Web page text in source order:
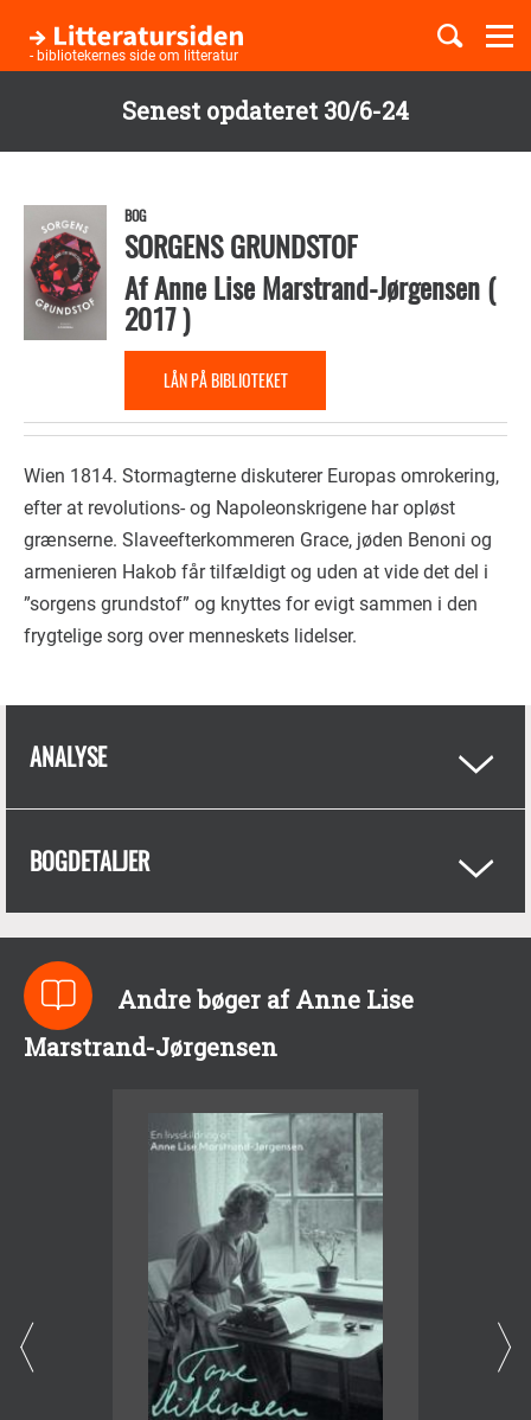
Senest opdateret 30/6-24
hovedindhold
- bibliotekernes side om litteratur
Børnebøger
Temaer
BOG
SORGENS GRUNDSTOF
AfAnne Lise Marstrand-Jørgensen(
2017)
LÅN PÅ BIBLIOTEKET
Wien 1814. Stormagterne diskuterer Europas omrokering,
efter at revolutions- og Napoleonskrigene har opløst
grænserne. Slaveefterkommeren Grace, jøden Benoni og
armenieren Hakob får tilfældigt og uden at vide det del i
”sorgens grundstof” og knyttes for evigt sammen i den
frygtelige sorg over menneskets lidelser.
ANALYSE
BOGDETALJER
Andre bøger af Anne Lise
Marstrand-Jørgensen